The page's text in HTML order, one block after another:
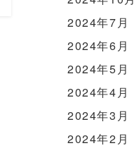
2024年7月
2024年6月
2024年5月
2024年4月
2024年3月
2024年2月